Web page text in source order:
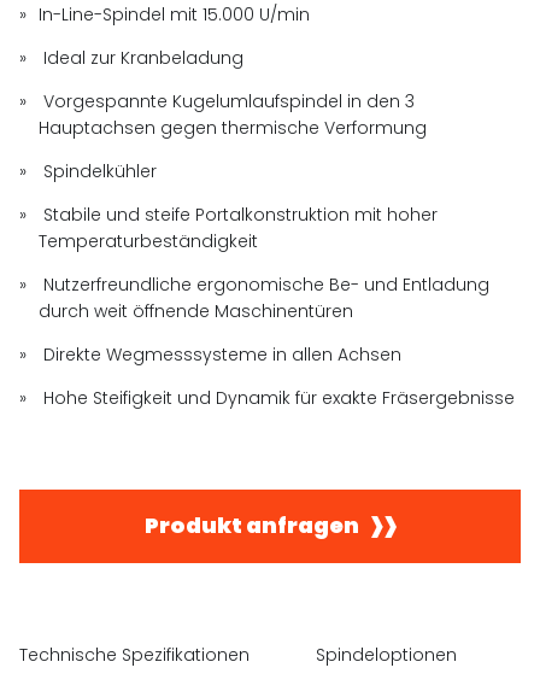
In-Line-Spindel mit 15.000 U/min
Ideal zur Kranbeladung
Vorgespannte Kugelumlaufspindel in den 3
Hauptachsen gegen thermische Verformung
Spindelkühler
Stabile und steife Portalkonstruktion mit hoher
Temperaturbeständigkeit
Nutzerfreundliche ergonomische Be- und Entladung
durch weit öffnende Maschinentüren
Direkte Wegmesssysteme in allen Achsen
Hohe Steifigkeit und Dynamik für exakte Fräsergebnisse
Produkt anfragen
Technische Spezifikationen Spindeloptionen